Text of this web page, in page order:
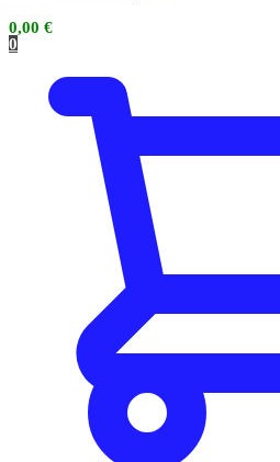
0
0,00 €